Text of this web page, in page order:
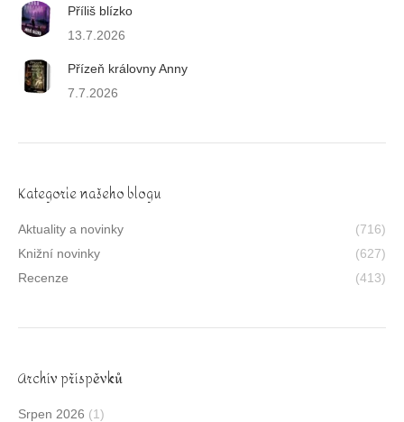
Příliš blízko
13.7.2026
Přízeň královny Anny
7.7.2026
Kategorie našeho blogu
Aktuality a novinky
(716)
Knižní novinky
(627)
Recenze
(413)
Archív příspěvků
Srpen 2026 (1)